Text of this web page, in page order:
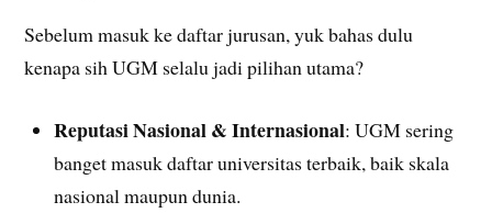
Sebelum masuk ke daftar jurusan, yuk bahas dulu
kenapa sih UGM selalu jadi pilihan utama?
Reputasi Nasional & Internasional: UGM sering
banget masuk daftar universitas terbaik, baik skala
nasional maupun dunia.